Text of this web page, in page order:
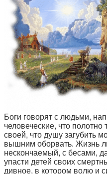
Боги говорят с людьми,
человеческие, что
своей, что душу загубить
вышним оборвать. Жизнь
нескончаемый, с бесами,
упасти детей своих
дивное, в котором волю и